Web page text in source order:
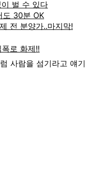
사람을 섬기라고 얘기